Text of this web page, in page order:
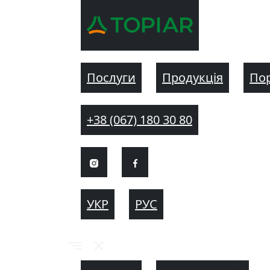
Послуги Продукція
+38 (067) 180 30 80
УКР РУС